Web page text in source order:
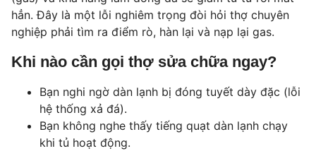
hẳn. Đây là một lỗi nghiêm trọng đòi hỏi thợ chuyên
nghiệp phải tìm ra điểm rò, hàn lại và nạp lại gas.
Khi nào cần gọi thợ sửa chữa ngay?
Bạn nghi ngờ dàn lạnh bị đóng tuyết dày đặc (lỗi
hệ thống xả đá).
Bạn không nghe thấy tiếng quạt dàn lạnh chạy
khi tủ hoạt động.